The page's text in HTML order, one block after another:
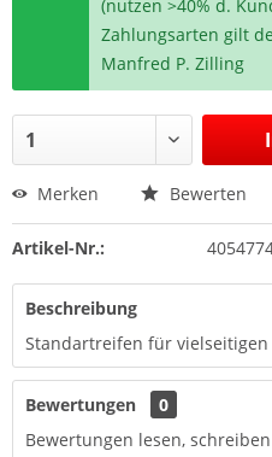
(nutzen >40% d.
Zahlungsarten gilt
Manfred P. Zilling
Merken Bewerten
Artikel-Nr.:
Beschreibung
Standartreifen für vielseitigen
Bewertungen
0
Bewertungen lesen,